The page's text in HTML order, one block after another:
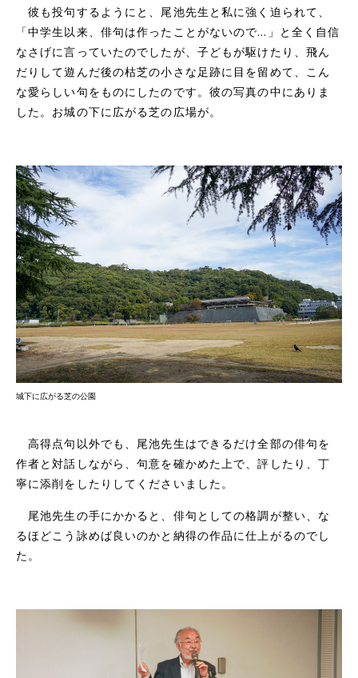
彼も投句するようにと、尾池先生と私に強く迫られて、
「中学生以来、俳句は作ったことがないので…」と全く自信
なさげに言っていたのでしたが、子どもが駆けたり、飛ん
だりして遊んだ後の枯芝の小さな足跡に目を留めて、こん
な愛らしい句をものにしたのです。彼の写真の中にありま
した。お城の下に広がる芝の広場が。
城下に広がる芝の公園
高得点句以外でも、尾池先生はできるだけ全部の俳句を
作者と対話しながら、句意を確かめた上で、評したり、丁
寧に添削をしたりしてくださいました。
尾池先生の手にかかると、俳句としての格調が整い、な
るほどこう詠めば良いのかと納得の作品に仕上がるのでし
た。